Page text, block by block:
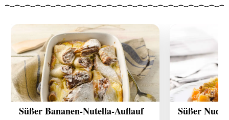
Süßer Bananen-Nutella-Auflauf Süßer